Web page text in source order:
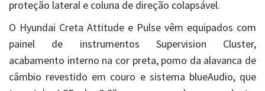
proteção lateral e coluna de direção colapsável.
O Hyundai Creta Attitude e Pulse vêm equipados com
painel de instrumentos Supervision Cluster,
acabamento interno na cor preta, pomo da alavanca de
câmbio revestido em couro e sistema blueAudio, que